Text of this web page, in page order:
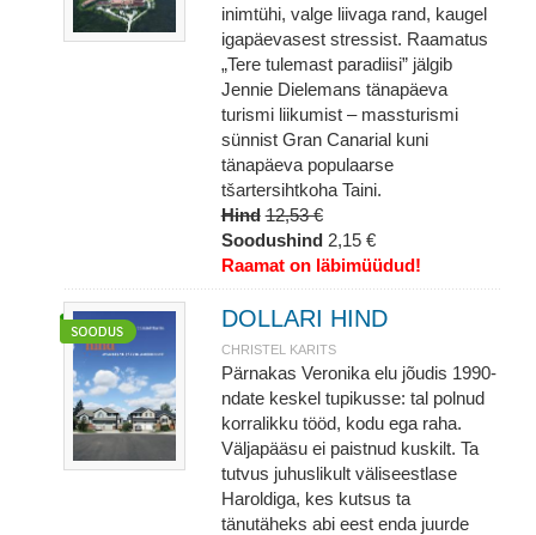
inimtühi, valge liivaga rand, kaugel
igapäevasest stressist. Raamatus
„Tere tulemast paradiisi” jälgib
Jennie Dielemans tänapäeva
turismi liikumist – massturismi
sünnist Gran Canarial kuni
tänapäeva populaarse
tšartersihtkoha Taini.
Hind 12,53 €
Soodushind 2,15 €
Raamat on läbimüüdud!
DOLLARI HIND
CHRISTEL KARITS
Pärnakas Veronika elu jõudis 1990-
ndate keskel tupikusse: tal polnud
korralikku tööd, kodu ega raha.
Väljapääsu ei paistnud kuskilt. Ta
tutvus juhuslikult väliseestlase
Haroldiga, kes kutsus ta
tänutäheks abi eest enda juurde